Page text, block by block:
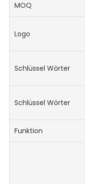
MOQ
Logo
Schlüssel Wörter
Schlüssel Wörter
Funktion